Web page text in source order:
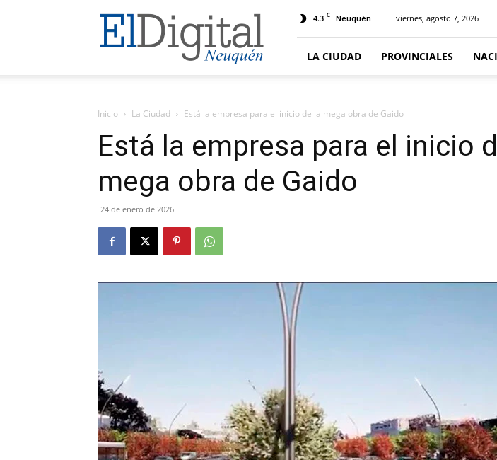
El
Digital
Neuquen
4.3 C Neuquén viernes, agosto 7, 2026
LA CIUDAD PROVINCIALES
Inicio La Ciudad Está la empresa para el inicio de la mega obra de Gaido
Está la empresa para el inicio
mega obra de Gaido
24 de enero de 2026